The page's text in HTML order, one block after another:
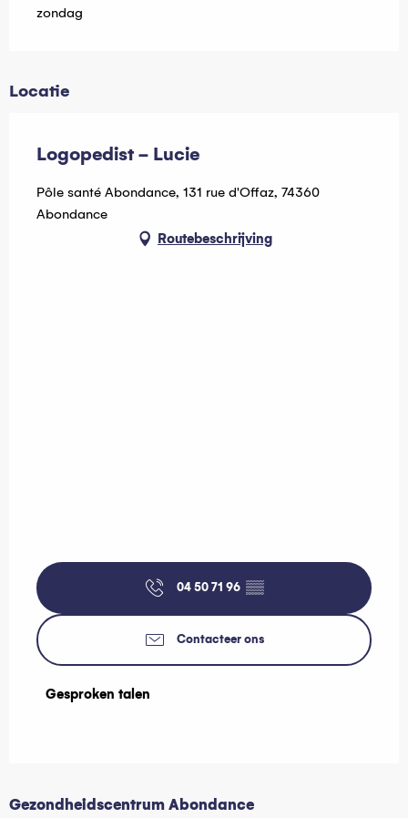
zondag
Locatie
Logopedist - Lucie
Pôle santé Abondance, 131 rue d'Offaz, 74360
Abondance
Routebeschrijving
04 50 71 96 ▒▒
Contacteer ons
Gesproken talen
Gesproken talen
Gezondheidscentrum Abondance